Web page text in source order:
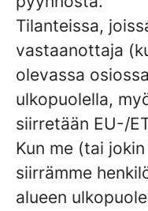
Tilanteissa,
vastaanottaja
olevassa
ulkopuolella,
siirretään EU-/
Kun me (tai
siirrämme
alueen